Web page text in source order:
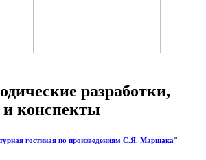
разработки,
и конспекты
гостиная по произведениям С.Я. Маршака"